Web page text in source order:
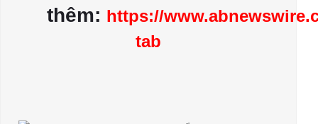
thêm: https://
tab